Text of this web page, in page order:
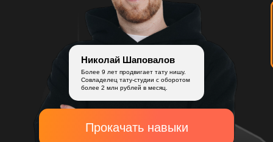
Прокачать навыки
Николай Шаповалов
Более 9 лет продвигает тату нишу.
Совладелец тату-студии с оборотом
более 2 млн рублей в месяц.